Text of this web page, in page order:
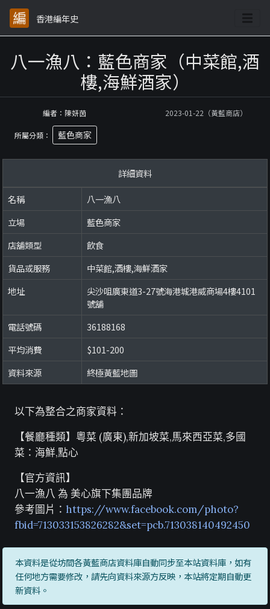
香港編年史
八一漁八：藍色商家（中菜館,酒
樓,海鮮酒家）
編者：陳妍茵 2023-01-22（黃藍商店）
所屬分類： 藍色商家
詳細資料
名稱
八一漁八
立場
藍色商家
店舖類型
飲食
貨品或服務
中菜館,酒樓,海鮮酒家
地址
尖沙咀廣東道3-27號海港城港威商場4樓4101
號舖
電話號碼
36188168
平均消費
$101-200
資料來源
終極黃藍地圖
以下為整合之商家資料：
【餐廳種類】粵菜 (廣東),新加坡菜,馬來西亞菜,多國
菜：海鮮,點心
【官方資訊】
八一漁八 為 美心旗下集團品牌
參考圖片： https://www.facebook.com/photo?
fbid=713033153826282&set=pcb.713038140492450
本資料是從坊間各黃藍商店資料庫自動同步至本站資料庫，如有
任何地方需要修改，請先向資料來源方反映，本站將定期自動更
新資料。